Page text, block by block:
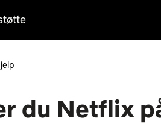
du Netflix